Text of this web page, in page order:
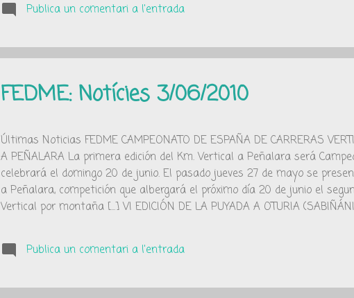
Publica un comentari a l'entrada
FEDME: Notícies 3/06/2010
Últimas Noticias FEDME CAMPEONATO DE ESPAÑA DE CARRERAS
A PEÑALARA La primera edición del Km. Vertical a Peñalara será
celebrará el domingo 20 de junio. El pasado jueves 27 de mayo se
a Peñalara, competición que albergará el próximo día 20 de junio el
Vertical por montaña [...] VI EDICIÓN DE LA PUYADA A OTURIA
pasado domingo 30 de Mayo. Raúl García (Selección de Castilla y León)
(Selección de Andalucía) con un tiempo de 4h06:36 se adjudican el
Publica un comentari a l'entrada